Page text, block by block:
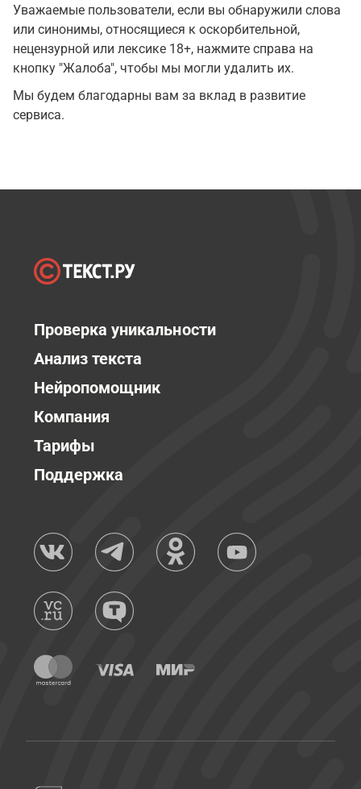
Уважаемые пользователи, если вы обнаружили слова
или синонимы, относящиеся к оскорбительной,
нецензурной или лексике 18+, нажмите справа на
кнопку "Жалоба", чтобы мы могли удалить их.
Мы будем благодарны вам за вклад в развитие
сервиса.
Проверка уникальности
Анализ текста
Нейропомощник
Компания
Тарифы
Поддержка